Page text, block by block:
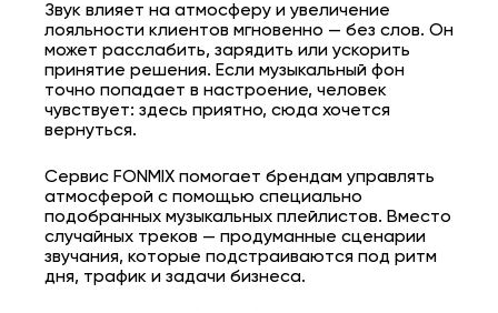
Звук влияет на атмосферу и увеличение
лояльности клиентов мгновенно — без слов. Он
может расслабить, зарядить или ускорить
принятие решения. Если музыкальный фон
точно попадает в настроение, человек
чувствует: здесь приятно, сюда хочется
вернуться.
Сервис FONMIX помогает брендам управлять
атмосферой с помощью специально
подобранных музыкальных плейлистов. Вместо
случайных треков — продуманные сценарии
звучания, которые подстраиваются под ритм
дня, трафик и задачи бизнеса.